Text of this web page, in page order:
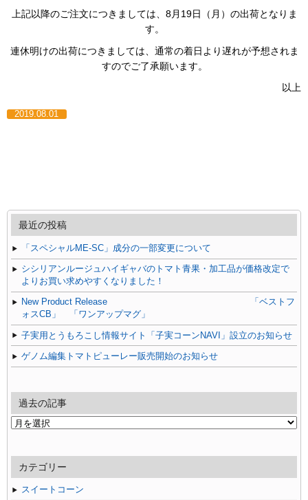
上記以降のご注文につきましては、8月19日（月）の出荷となりま
す。
連休明けの出荷につきましては、通常の着日より遅れが予想されま
すのでご了承願います。
以上
2019.08.01
最近の投稿
「スペシャルME-SC」成分の一部変更について
シシリアンルージュハイギャバのトマト青果・加工品が価格改定で
よりお買い求めやすくなりました！
New Product Release 「ベストフ
ォスCB」 「ワンアップマグ」
子実用とうもろこし情報サイト「子実コーンNAVI」設立のお知らせ
ゲノム編集トマトピューレー販売開始のお知らせ
過去の記事
過
記
事
カテゴリー
スイートコーン